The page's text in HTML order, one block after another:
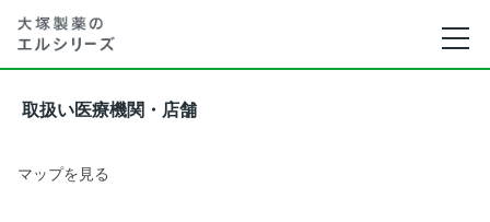
取扱い医療機関・店舗
マップを見る